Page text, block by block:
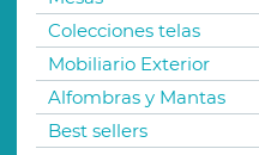
Colecciones telas
Mobiliario Exterior
Alfombras y Mantas
Best sellers